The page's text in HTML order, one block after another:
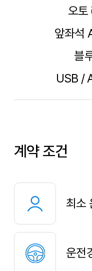
오토
앞좌석
블
USB /
계약 조건
최소
운전